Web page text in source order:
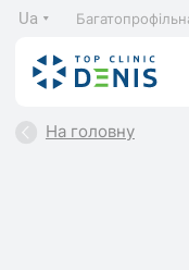
Ua
На головну